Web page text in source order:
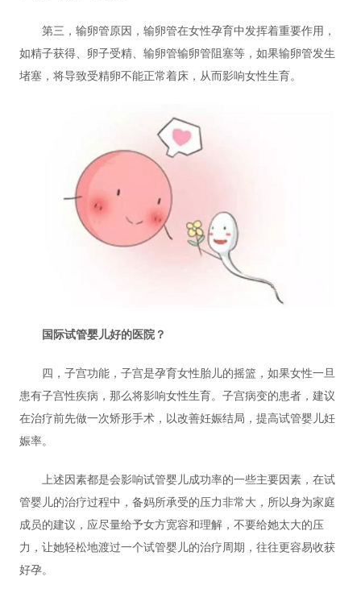
第三，输卵管原因，输卵管在女性孕育中发挥着重要作用，
如精子获得、卵子受精、输卵管输卵管阻塞等，如果输卵管发生
堵塞，将导致受精卵不能正常着床，从而影响女性生育。
国际试管婴儿好的医院？
四，子宫功能，子宫是孕育女性胎儿的摇篮，如果女性一旦
患有子宫性疾病，那么将影响女性生育。子宫病变的患者，建议
在治疗前先做一次矫形手术，以改善妊娠结局，提高试管婴儿妊
娠率。
上述因素都是会影响试管婴儿成功率的一些主要因素，在试
管婴儿的治疗过程中，备妈所承受的压力非常大，所以身为家庭
成员的建议，应尽量给予女方宽容和理解，不要给她太大的压
力，让她轻松地渡过一个试管婴儿的治疗周期，往往更容易收获
好孕。